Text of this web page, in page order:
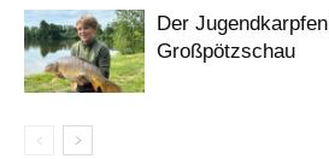
Der
Großpötzschau